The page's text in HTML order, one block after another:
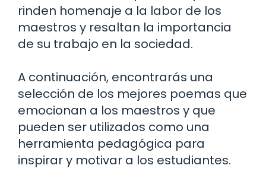
rinden homenaje a la labor de los
maestros y resaltan la importancia
de su trabajo en la sociedad.
A continuación, encontrarás una
selección de los mejores poemas que
emocionan a los maestros y que
pueden ser utilizados como una
herramienta pedagógica para
inspirar y motivar a los estudiantes.